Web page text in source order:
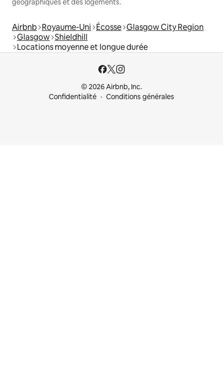
géographiques et des logements.
Airbnb Royaume-Uni Écosse Glasgow City Region
Glasgow Shieldhill
Locations moyenne et longue durée
© 2026 Airbnb, Inc.
Confidentialité
Conditions générales